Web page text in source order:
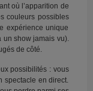
où l’apparition de
couleurs possibles
expérience unique
un show jamais vu).
de côté.
possibilités : vous
spectacle en direct.